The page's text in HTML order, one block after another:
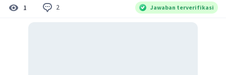
1 2 Jawaban terverifikasi